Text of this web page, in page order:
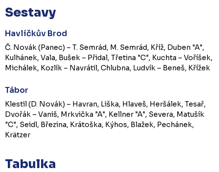
Sestavy
Havlíčkův Brod
Č. Novák (Panec) – T. Semrád, M. Semrád, Kříž, Duben "A",
Kulhánek, Vala, Bušek – Přidal, Třetina "C", Kuchta – Voříšek,
Michálek, Kozlík – Navrátil, Chlubna, Ludvík – Beneš, Křížek
Tábor
Klestil (D. Novák) – Havran, Liška, Hlaveš, Heršálek, Tesař,
Dvořák – Vaniš, Mrkvička "A", Kellner "A", Severa, Matušík
"C", Seidl, Březina, Krátoška, Kýhos, Blažek, Pechánek,
Krätzer
Tabulka